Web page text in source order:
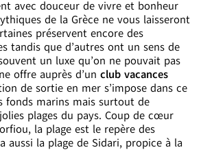
avec douceur de vivre et bonheur
de la Grèce ne vous laisseront
préservent encore des
tandis que d’autres ont un sens de
un luxe qu’on ne pouvait pas
offre auprès d’un club vacances
de sortie en mer s’impose dans ce
fonds marins mais surtout de
plages du pays. Coup de cœur
la plage est le repère des
aussi la plage de Sidari, propice à la